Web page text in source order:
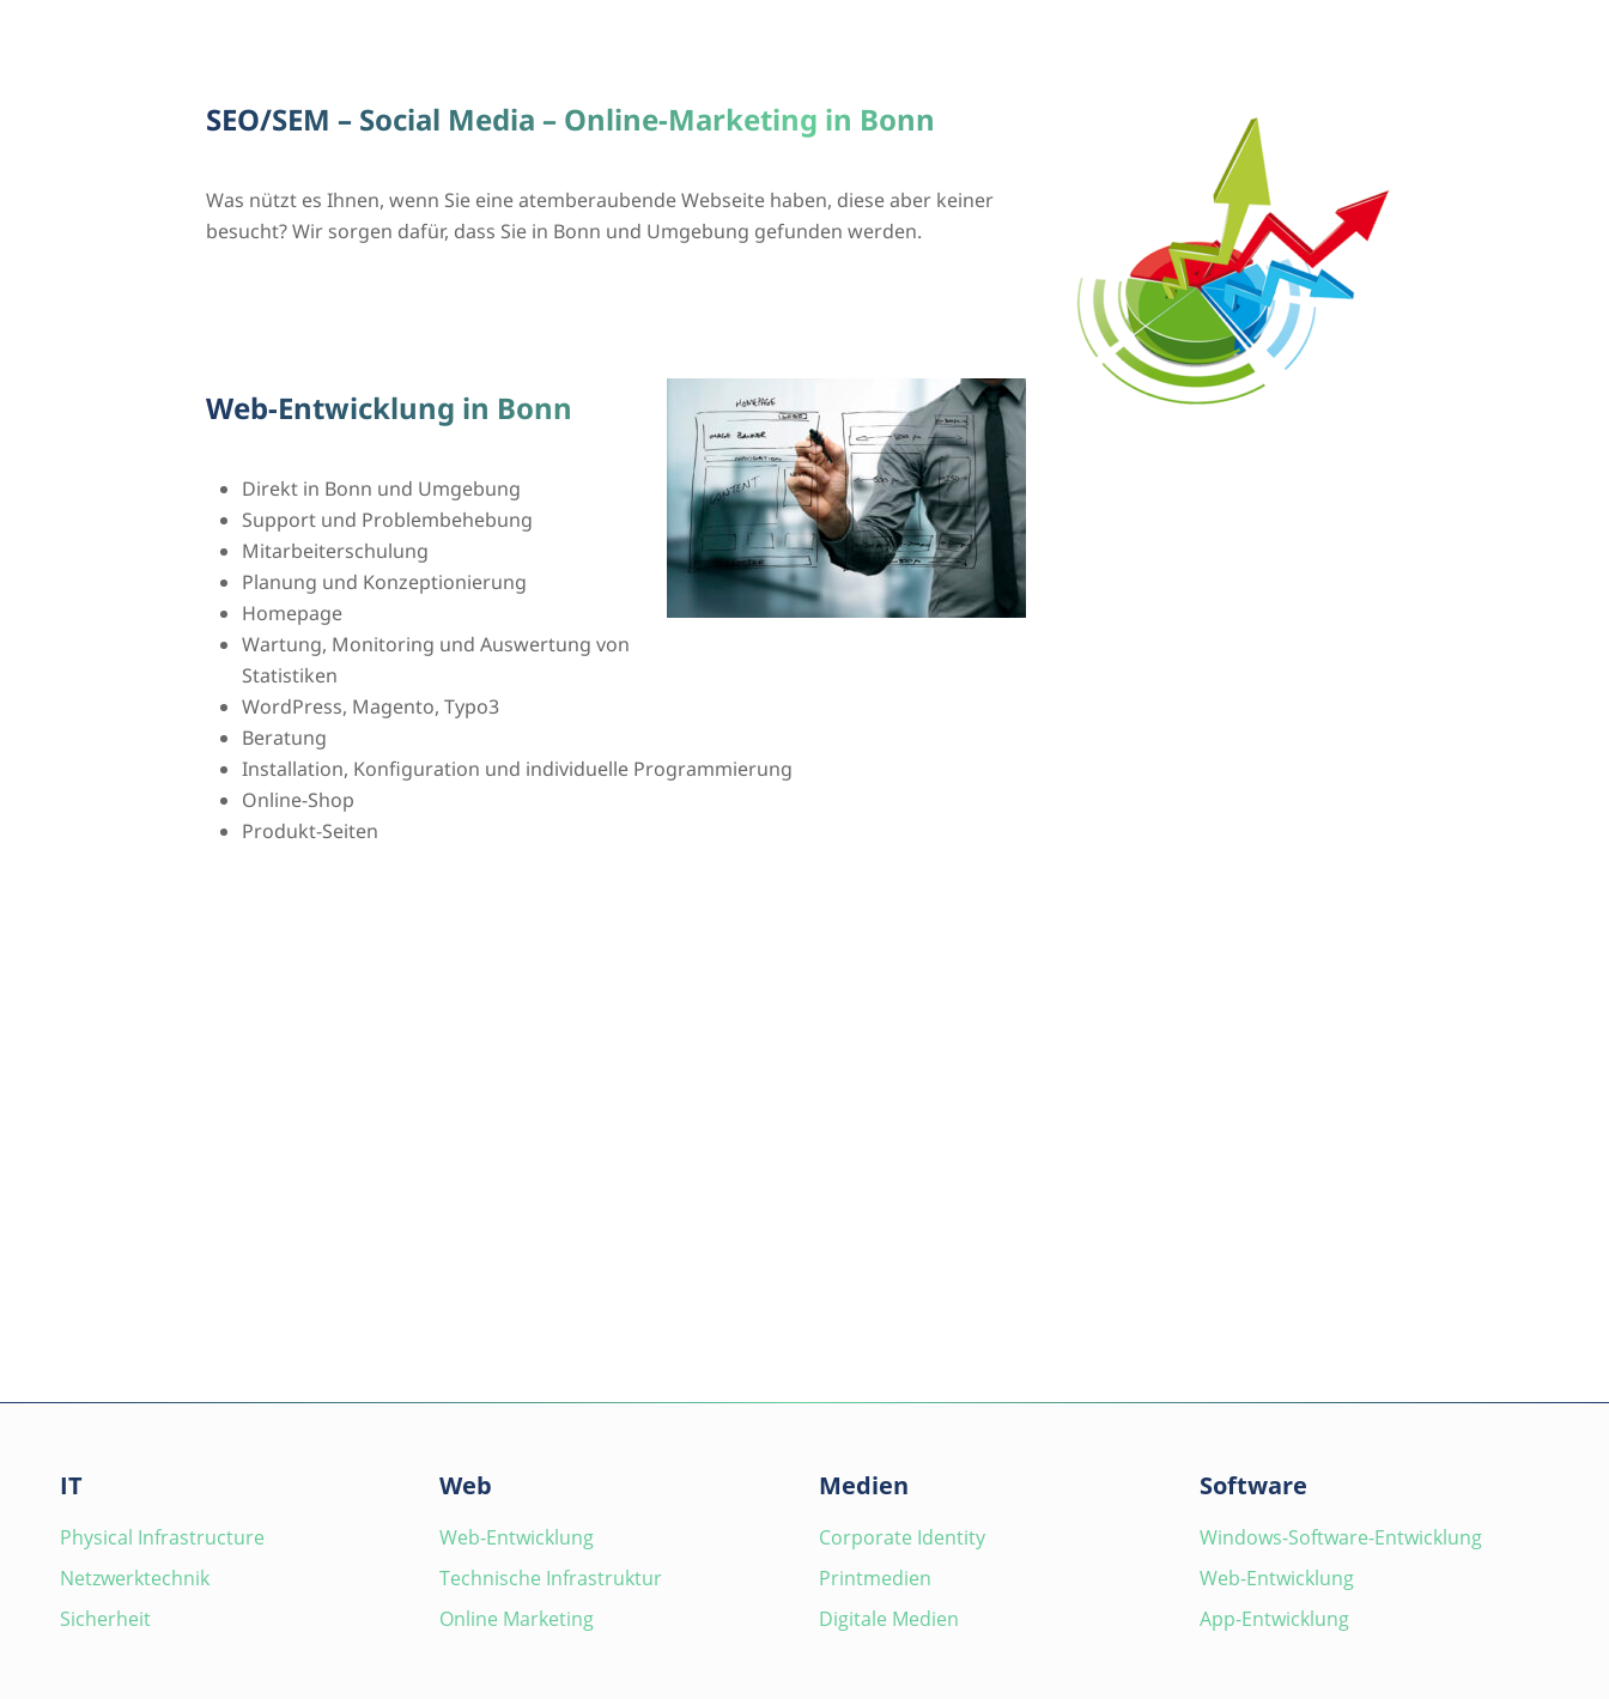
SEO/SEM – Social Media – Online-Marketing in Bonn
Was nützt es Ihnen, wenn Sie eine atemberaubende Webseite haben, diese aber keiner
besucht? Wir sorgen dafür, dass Sie in Bonn und Umgebung gefunden werden.
Web-Entwicklung in Bonn
Direkt in Bonn und Umgebung
Support und Problembehebung
Mitarbeiterschulung
Planung und Konzeptionierung
Homepage
Wartung, Monitoring und Auswertung von
Statistiken
WordPress, Magento, Typo3
Beratung
Installation, Konfiguration und individuelle Programmierung
Online-Shop
Produkt-Seiten
IT
Physical Infrastructure
Netzwerktechnik
Sicherheit
Web
Web-Entwicklung
Technische Infrastruktur
Online Marketing
Medien
Corporate Identity
Printmedien
Digitale Medien
Software
Windows-Software-Entwicklung
Web-Entwicklung
App-Entwicklung